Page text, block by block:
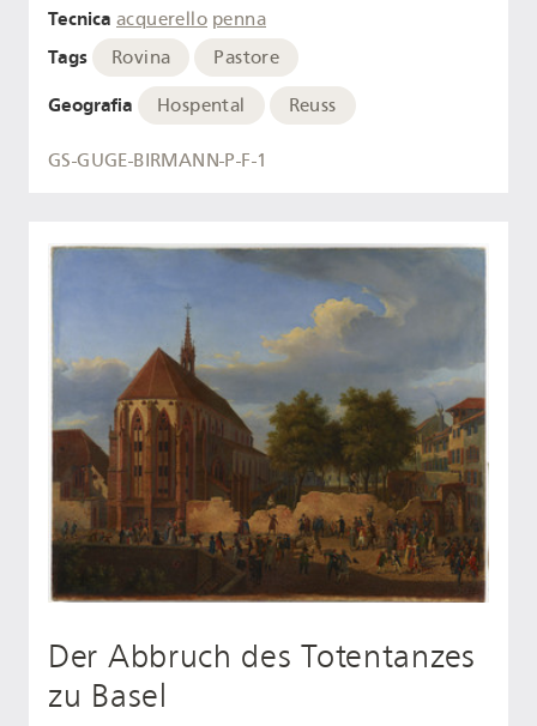
Tecnica acquerello penna
Tags Rovina Pastore
Geografia Hospental Reuss
GS-GUGE-BIRMANN-P-F-1
Der Abbruch des Totentanzes
zu Basel